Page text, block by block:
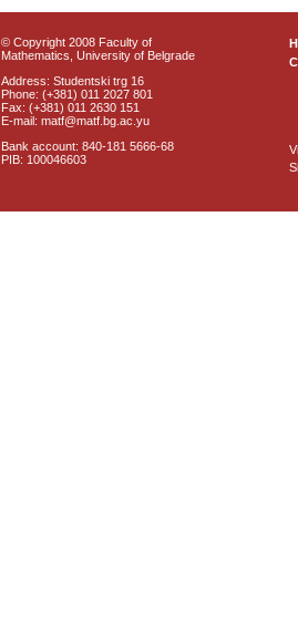
© Copyright 2008 Faculty of
Mathematics, University of Belgrade
Address: Studentski trg 16
Phone: (+381) 011 2027 801
Fax: (+381) 011 2630 151
E-mail: matf@matf.bg.ac.yu
Bank account: 840-181 5666-68
PIB: 100046603